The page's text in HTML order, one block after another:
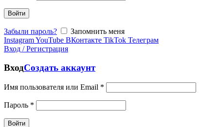
Войти
Забыли пароль?
Запомнить меня
InstagramYouTube ВКонтакте TikTok Телеграм
Вход / Регистрация
ВходСоздать аккаунт
Имя пользователя или Email *
Пароль *
Войти